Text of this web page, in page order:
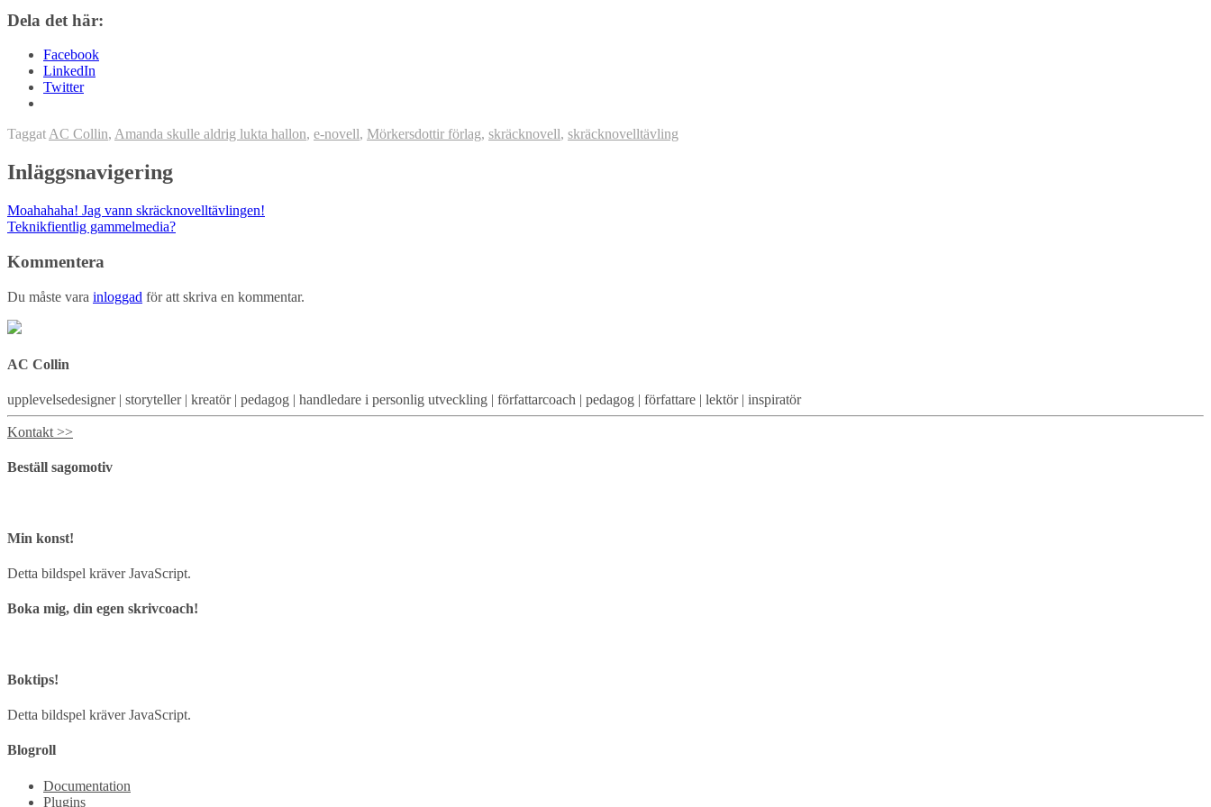
Dela det här:
Facebook
LinkedIn
Twitter
Taggat AC Collin, Amanda skulle aldrig lukta hallon, e-novell, Mörkersdottir förlag, skräcknovell, skräcknovelltävling
Inläggsnavigering
Moahahaha! Jag vann skräcknovelltävlingen!
Teknikfientlig gammelmedia?
Kommentera
Du måste vara inloggad för att skriva en kommentar.
AC Collin
upplevelsedesigner | storyteller | kreatör | pedagog | handledare i personlig utveckling | författarcoach | pedagog | författare | lektör | inspiratör
Kontakt >>
Beställ sagomotiv
Min konst!
Detta bildspel kräver JavaScript.
Boka mig, din egen skrivcoach!
Boktips!
Detta bildspel kräver JavaScript.
Blogroll
Documentation
Plugins